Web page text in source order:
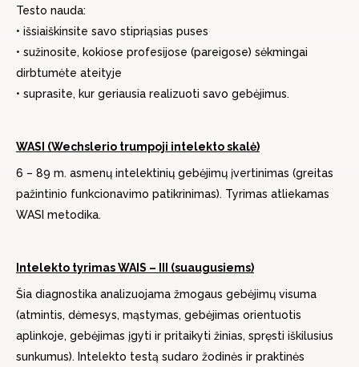
Testo nauda:
• išsiaiškinsite savo stipriąsias puses
• sužinosite, kokiose profesijose (pareigose) sėkmingai
dirbtumėte ateityje
• suprasite, kur geriausia realizuoti savo gebėjimus.
WASI (Wechslerio trumpoji intelekto skalė)
6 – 89 m. asmenų intelektinių gebėjimų įvertinimas (greitas
pažintinio funkcionavimo patikrinimas). Tyrimas atliekamas
WASI metodika.
Intelekto tyrimas WAIS – III (suaugusiems)
Šia diagnostika analizuojama žmogaus gebėjimų visuma
(atmintis, dėmesys, mąstymas, gebėjimas orientuotis
aplinkoje, gebėjimas įgyti ir pritaikyti žinias, spręsti iškilusius
sunkumus). Intelekto testą sudaro žodinės ir praktinės